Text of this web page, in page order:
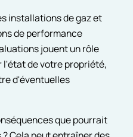
installations de gaz et
de performance
jouent un rôle
de votre propriété,
d'éventuelles
que pourrait